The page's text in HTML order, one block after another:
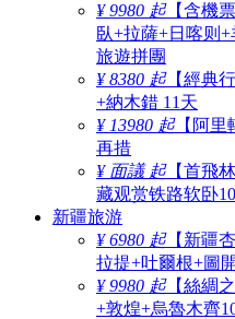
¥ 9980 起【含機
臥+拉薩+日喀则
旅遊拼團
¥ 8380 起【經典
+納木錯 11天
¥ 13980 起【阿里
再措
¥ 面議 起【首飛
藏观赏铁路软卧
新疆旅游
¥ 6980 起【新疆
拉提+吐爾根+圖
¥ 9980 起【絲綢
+敦煌+烏魯木齊